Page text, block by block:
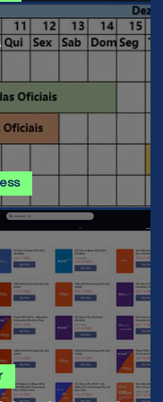
PROMOÇÕES AMAZON
- Calendário de
AGOSTO 2026